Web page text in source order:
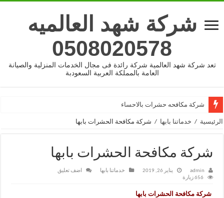
شركة شهد العالميه
0508020578
تعد شركة شهد العالمية شركة رائدة فى مجال الخدمات المنزلية والصيانة
العامة بالمملكة العربية السعودبة
شركة مكافحه حشرات بالاحساء
الرئيسية / خدماتنا بابها / شركة مكافحة الحشرات بابها
شركة مكافحة الحشرات بابها
admin يناير 26, 2019 خدماتنا بابها
اضف تعليق
656 زيارة
شركة مكافحة الحشرات بابها